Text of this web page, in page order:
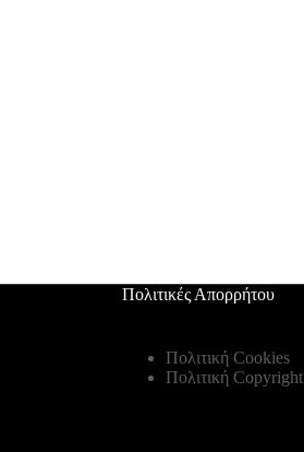
Πολιτικές Απορρήτου
Πολιτική Cookies
Πολιτική Copyright